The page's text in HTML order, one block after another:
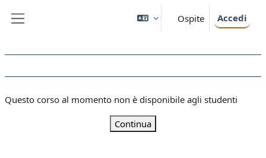
Ospite Accedi
Questo corso al momento non è disponibile agli studenti
Continua